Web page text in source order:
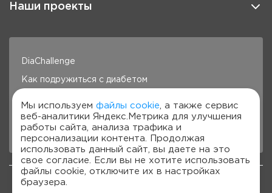
Наши проекты
DiaChallenge
Как подружиться с диабетом
Готовим с Сателлит
Мы используем файлы cookie , а также сервис
веб-аналитики Яндекс.Метрика для улучшения
работы сайта, анализа трафика и
персонализации контента. Продолжая
использовать данный сайт, вы даете на это
свое согласие. Если вы не хотите использовать
файлы cookie, отключите их в настройках
браузера.